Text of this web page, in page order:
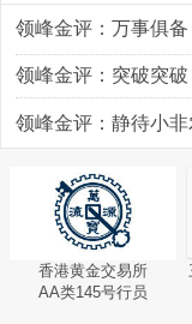
领峰金评：突破突
香港黄金交易所
AA类145号行员